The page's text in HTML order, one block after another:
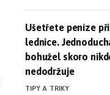
Ušetřete peníze
Ušetřete peníze
lednice.
bohužel skoro
nedodržuje
TIPY A TRIKY